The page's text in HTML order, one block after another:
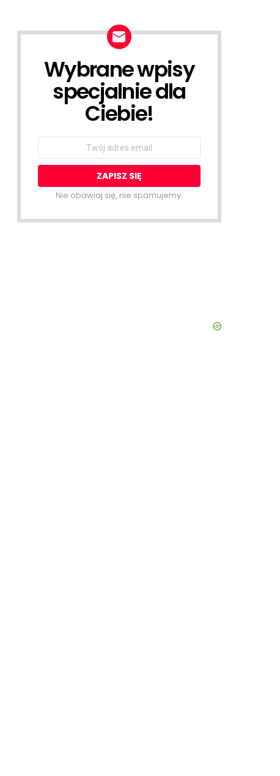
NEWSLETTER
Wybrane wpisy
specjalnie dla
Ciebie!
Email
Nie obawiaj się, nie spamujemy.